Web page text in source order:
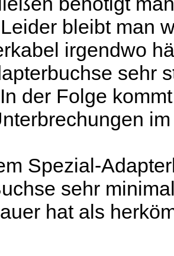
bleibt man
irgendwo
sehr
der Folge
Spezial-
sehr
hat als